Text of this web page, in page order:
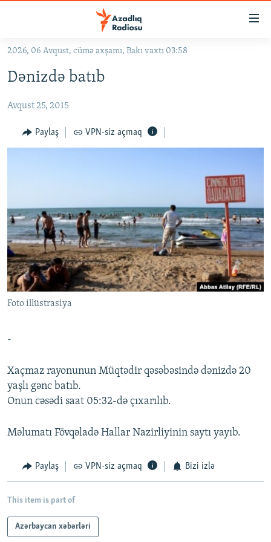
Əsas
qayıt
naviqasiyaya
Axtarışa
KORRUPSIOMETR
#ƏSLINDƏ
FƏRQƏ BAX
MULTIMEDIA
VIDEO
FOTOQALEREYA
İNFOQRAFIKA
KARIKATURA
RADIO ARXIV
OXU ZALI
AZƏRBAYCAN ƏDƏBIYYATI KITABXANASI
İSLAM VƏ DEMOKRATIYA
HAQQIMIZDA
MISSIYAMIZ
PEŞƏ ETIKASI VƏ JURNALISTIKA STANDARTLARIMIZ
BIZIMLƏ ƏLAQƏ
XƏBƏR BÜLLETENLƏRIMIZ
BIZI IZLƏ
2026, 06 Avqust, cümə axşamı, Bakı vaxtı 03:58
Dənizdə batıb
Avqust 25, 2015
Paylaş VPN-siz açmaq
Foto illüstrasiya
-
Xaçmaz rayonunun Müqtədir qəsəbəsində dənizdə 20
yaşlı gənc batıb.
Onun cəsədi saat 05:32-də çıxarılıb.
Məlumatı Fövqəladə Hallar Nazirliyinin saytı yayıb.
Paylaş VPN-siz açmaq Bizi izlə
This item is part of
Azərbaycan xəbərləri